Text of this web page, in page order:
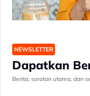
NEWSLETTER
Dapatkan
Berita, sorotan utama, dan